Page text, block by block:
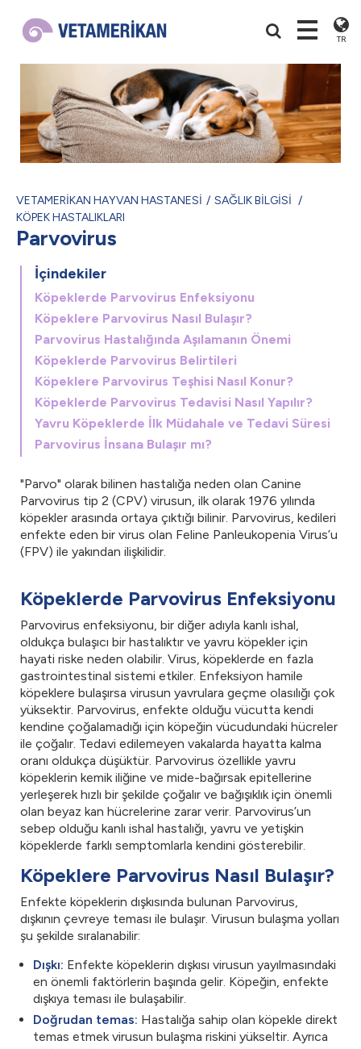
TR
VETAMERİKAN HAYVAN HASTANESİ
SAĞLIK BİLGİSİ
KÖPEK HASTALIKLARI
Parvovirus
İçindekiler
Köpeklerde Parvovirus Enfeksiyonu
Köpeklere Parvovirus Nasıl Bulaşır?
Parvovirus Hastalığında Aşılamanın Önemi
Köpeklerde Parvovirus Belirtileri
Köpeklere Parvovirus Teşhisi Nasıl Konur?
Köpeklerde Parvovirus Tedavisi Nasıl Yapılır?
Yavru Köpeklerde İlk Müdahale ve Tedavi Süresi
Parvovirus İnsana Bulaşır mı?
"Parvo" olarak bilinen hastalığa neden olan Canine
Parvovirus tip 2 (CPV) virusun, ilk olarak 1976 yılında
köpekler arasında ortaya çıktığı bilinir. Parvovirus, kedileri
enfekte eden bir virus olan Feline Panleukopenia Virus’u
(FPV) ile yakından ilişkilidir.
Köpeklerde Parvovirus Enfeksiyonu
Parvovirus enfeksiyonu, bir diğer adıyla kanlı ishal,
oldukça bulaşıcı bir hastalıktır ve yavru köpekler için
hayati riske neden olabilir. Virus, köpeklerde en fazla
gastrointestinal sistemi etkiler. Enfeksiyon hamile
köpeklere bulaşırsa virusun yavrulara geçme olasılığı çok
yüksektir. Parvovirus, enfekte olduğu vücutta kendi
kendine çoğalamadığı için köpeğin vücudundaki hücreler
ile çoğalır. Tedavi edilemeyen vakalarda hayatta kalma
oranı oldukça düşüktür. Parvovirus özellikle yavru
köpeklerin kemik iliğine ve mide-bağırsak epitellerine
yerleşerek hızlı bir şekilde çoğalır ve bağışıklık için önemli
olan beyaz kan hücrelerine zarar verir. Parvovirus’un
sebep olduğu kanlı ishal hastalığı, yavru ve yetişkin
köpeklerde farklı semptomlarla kendini gösterebilir.
Köpeklere Parvovirus Nasıl Bulaşır?
Enfekte köpeklerin dışkısında bulunan Parvovirus,
dışkının çevreye teması ile bulaşır. Virusun bulaşma yolları
şu şekilde sıralanabilir:
Dışkı: Enfekte köpeklerin dışkısı virusun yayılmasındaki
en önemli faktörlerin başında gelir. Köpeğin, enfekte
dışkıya teması ile bulaşabilir.
Doğrudan temas: Hastalığa sahip olan köpekle direkt
temas etmek virusun bulaşma riskini yükseltir. Ayrıca